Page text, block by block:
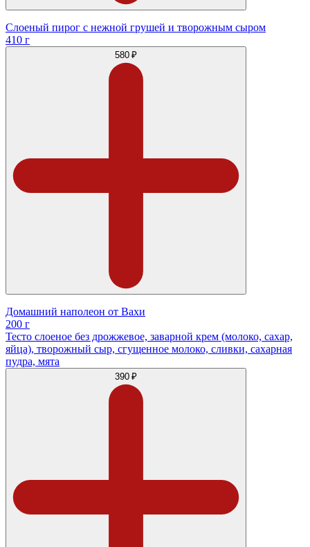
Слоеный пирог с нежной грушей и творожным сыром
410 г
580 ₽
Домашний наполеон от Вахи
200 г
Тесто слоеное без дрожжевое, заварной крем (молоко, сахар,
яйца), творожный сыр, сгущенное молоко, сливки, сахарная
пудра, мята
390 ₽